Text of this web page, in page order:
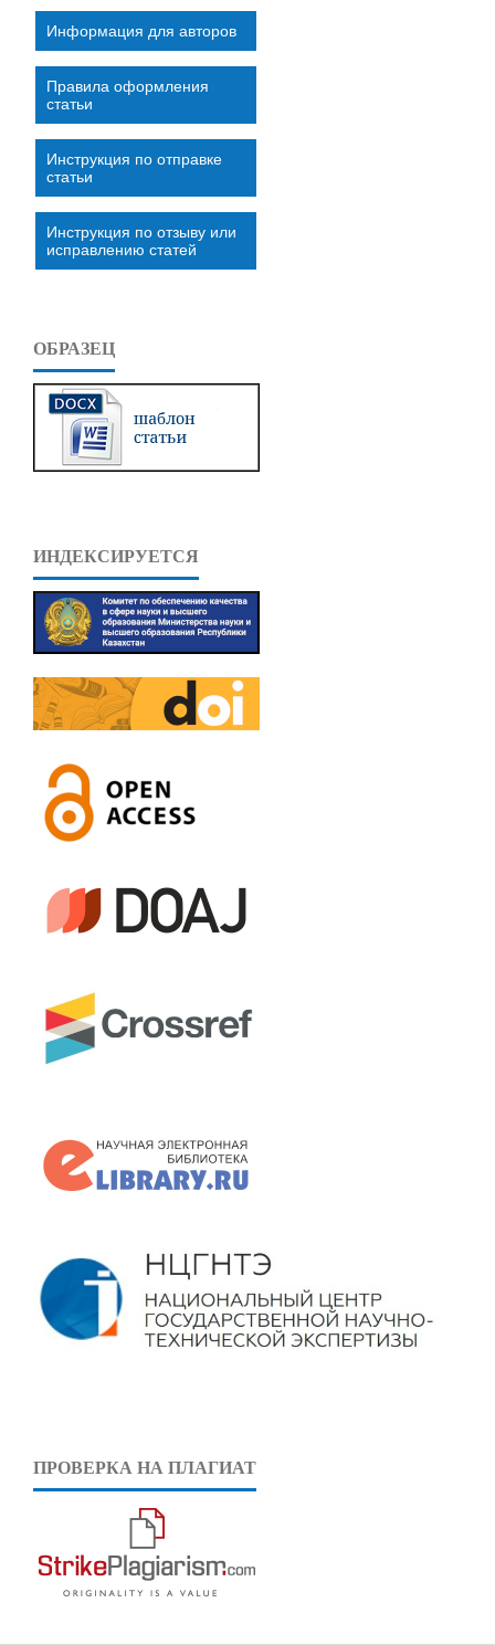
Информация для авторов
Правила оформления
статьи
Инструкция по отправке
статьи
Инструкция по отзыву или
исправлению статей
ОБРАЗЕЦ
ИНДЕКСИРУЕТСЯ
ПРОВЕРКА НА ПЛАГИАТ